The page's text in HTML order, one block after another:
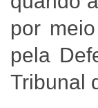
por
pela
Tribunal